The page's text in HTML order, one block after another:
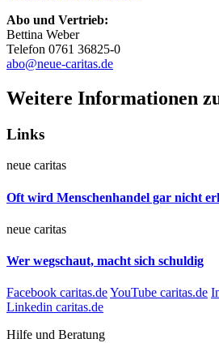
Abo und Vertrieb:
Bettina Weber
Telefon 0761 36825-0
abo@neue-caritas.de
Weitere Informationen
Links
neue caritas
Oft wird Menschenhandel gar nicht
neue caritas
Wer wegschaut, macht sich schuldig
Facebook caritas.deYouTube caritas.de
Linkedin caritas.de
Hilfe und Beratung